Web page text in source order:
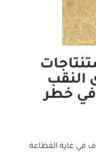
النقب
في خطر
في غاية الفظاعة